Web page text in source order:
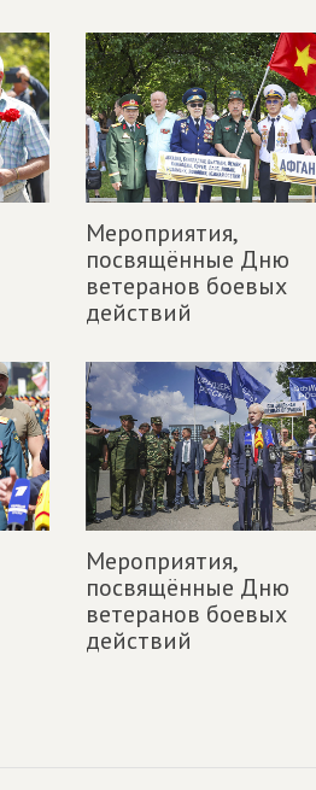
Мероприятия,
посвящённые Дню
ветеранов боевых
действий
Мероприятия,
посвящённые Дню
ветеранов боевых
действий